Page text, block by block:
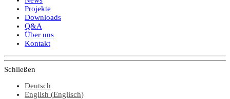
Projekte
Downloads
Q&A
Über uns
Kontakt
Schließen
Deutsch
English (Englisch)